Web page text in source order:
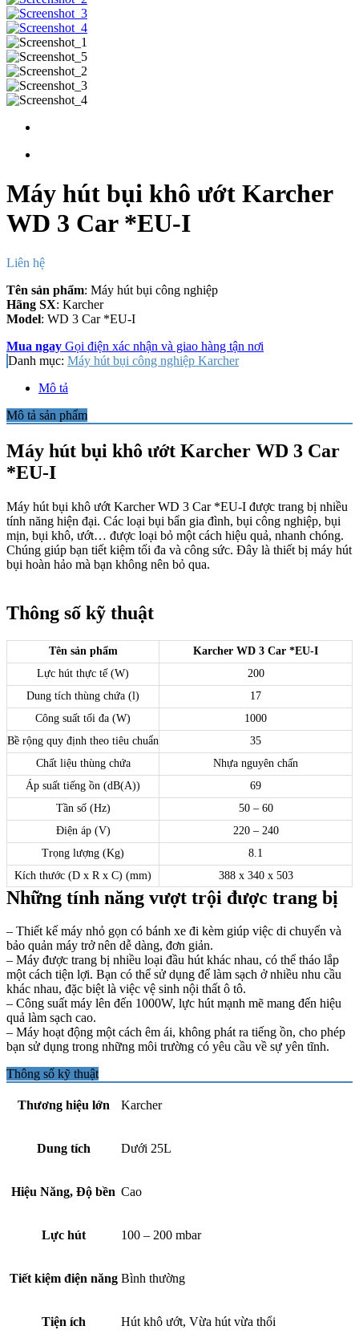
Máy hút bụi khô ướt Karcher
WD 3 Car *EU-I
Liên hệ
Tên sản phẩm: Máy hút bụi công nghiệp
Hãng SX: Karcher
Model: WD 3 Car *EU-I
Mua ngay Gọi điện xác nhận và giao hàng tận nơi
Danh mục: Máy hút bụi công nghiệp Karcher
Mô tả
Mô tả sản phẩm
Máy hút bụi khô ướt Karcher WD 3 Car
*EU-I
Máy hút bụi khô ướt Karcher WD 3 Car *EU-I được trang bị nhiều
tính năng hiện đại. Các loại bụi bẩn gia đình, bụi công nghiệp, bụi
mịn, bụi khô, ướt… được loại bỏ một cách hiệu quả, nhanh chóng.
Chúng giúp bạn tiết kiệm tối đa và công sức. Đây là thiết bị máy hút
bụi hoàn hảo mà bạn không nên bỏ qua.
Thông số kỹ thuật
Tên sản phẩm
Karcher WD 3 Car *EU-I
Lực hút thực tế (W)
200
Dung tích thùng chứa (l)
17
Công suất tối đa (W)
1000
Bề rộng quy định theo tiêu chuẩn
35
Chất liệu thùng chứa
Nhựa nguyên chấn
Áp suất tiếng ồn (dB(A))
69
Tần số (Hz)
50 – 60
Điện áp (V)
220 – 240
Trọng lượng (Kg)
8.1
Kích thước (D x R x C) (mm)
388 x 340 x 503
Những tính năng vượt trội được trang bị
– Thiết kế máy nhỏ gọn có bánh xe đi kèm giúp việc di chuyển và
bảo quản máy trở nên dễ dàng, đơn giản.
– Máy được trang bị nhiều loại đầu hút khác nhau, có thể tháo lắp
một cách tiện lợi. Bạn có thể sử dụng để làm sạch ở nhiều nhu cầu
khác nhau, đặc biệt là việc vệ sinh nội thất ô tô.
– Công suất máy lên đến 1000W, lực hút mạnh mẽ mang đến hiệu
quả làm sạch cao.
– Máy hoạt động một cách êm ái, không phát ra tiếng ồn, cho phép
bạn sử dụng trong những môi trường có yêu cầu về sự yên tĩnh.
Thông số kỹ thuật
Thương hiệu lớn Karcher
Dung tích Dưới 25L
Hiệu Năng, Độ bền Cao
Lực hút 100 – 200 mbar
Tiết kiệm điện năng Bình thường
Tiện ích Hút khô ướt, Vừa hút vừa thổi